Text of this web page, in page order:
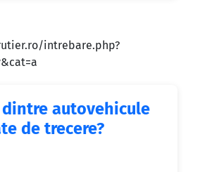
intrebare.php?
dintre autovehicule
de trecere?